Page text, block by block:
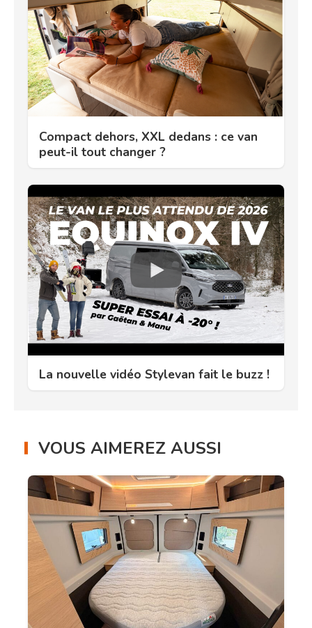
Compact dehors, XXL dedans : ce van
peut-il tout changer ?
La nouvelle vidéo Stylevan fait le buzz !
VOUS AIMEREZ AUSSI